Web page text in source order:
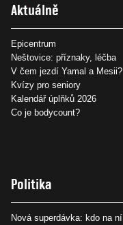
Aktuálně
Epicentrum
Neštovice: příznaky, léčba
V čem jezdí Yamal a Mesii?
Kvízy pro seniory
Kalendář úplňků 2026
Co je bodycount?
Politika
Nová superdávka: kdo na ní